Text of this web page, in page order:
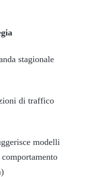
stagionale
di traffico
modelli